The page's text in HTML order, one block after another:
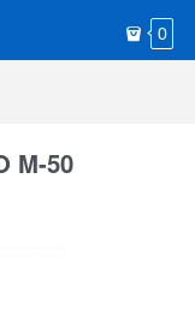
0
M-50